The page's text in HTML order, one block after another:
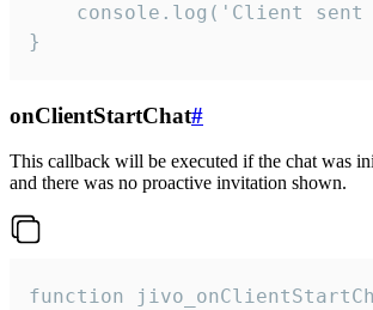
console.log('Client
}
onClientStartChat#
This callback will be executed if the chat was
and there was no proactive invitation shown.
function